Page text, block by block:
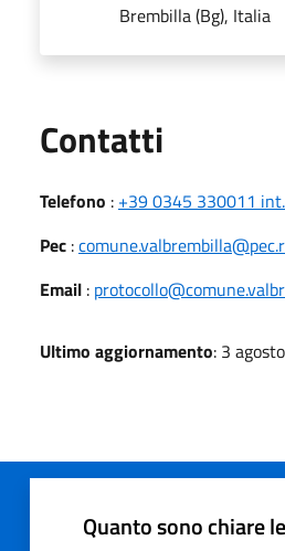
Brembilla (Bg), Italia
Contatti
Telefono : +39 0345 330011
Pec :
Email :
Ultimo aggiornamento: 3
Quanto sono chiare